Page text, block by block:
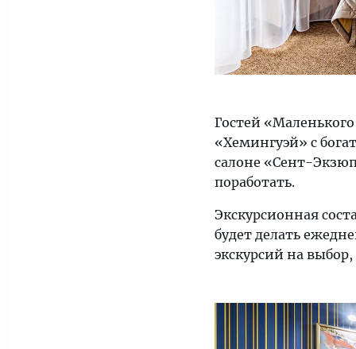
Гостей
«Хемингуэй» с
салоне «Сент-
поработать.
Экскурсионная
будет делать
экскурсий на